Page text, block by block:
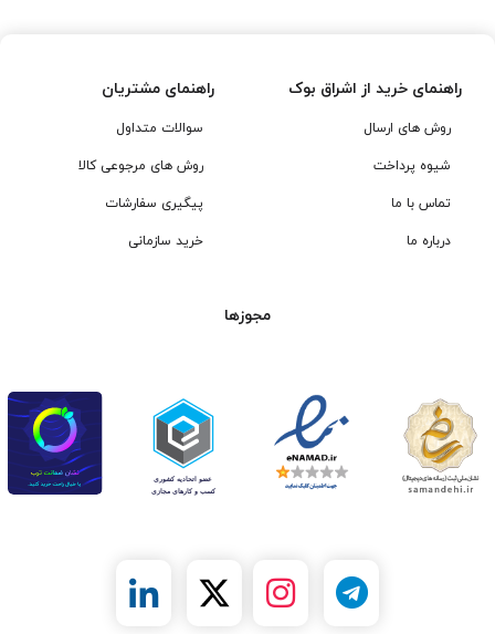
راهنمای خرید از اشراق بوک
روش های ارسال
شیوه پرداخت
تماس با ما
درباره ما
راهنمای مشتریان
سوالات متداول
روش های مرجوعی کالا
پیگیری سفارشات
خرید سازمانی
مجوزها